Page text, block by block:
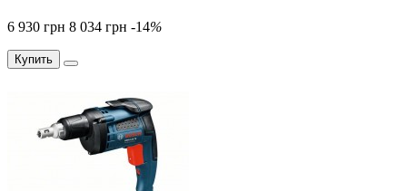
6 930 грн 8 034 грн -14%
Купить